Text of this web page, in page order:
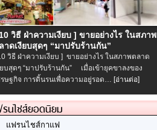
วิธี ฝ่าความเงียบ ] ขายอย่างไร ในสภาพ
าดเงียบสุดๆ “มาปรับร้านกัน”
วิธี ฝ่าความเงียบ ] ขายอย่างไร ในสภาพตลาด
ยบสุดๆ “มาปรับร้านกัน” เมื่อเข้ายุคขาลงของ
รษฐกิจ การดิ้นรนเพื่อความอยู่รอด… [อ่านต่อ]
นไชส์ยอดนิยม
แฟรนไชส์กาแฟ